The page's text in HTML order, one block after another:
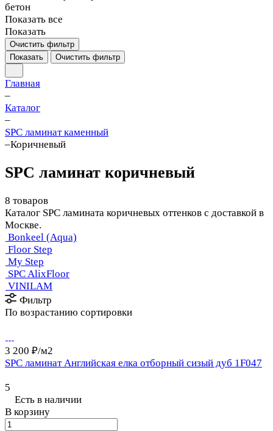
бетон
Показать все
Показать
Очистить фильтр
Показать
Очистить фильтр
Главная
–
Каталог
–
SPC ламинат каменный
–Коричневый
SPC ламинат коричневый
8 товаров
Каталог SPC ламината коричневых оттенков с доставкой в
Москве.
Bonkeel (Aqua)
Floor Step
My Step
SPC AlixFloor
VINILAM
Фильтр
По возрастанию сортировки
3 200 ₽/м2
SPC ламинат Английская елка отборный сизый дуб 1F047
5
Есть в наличии
В корзину